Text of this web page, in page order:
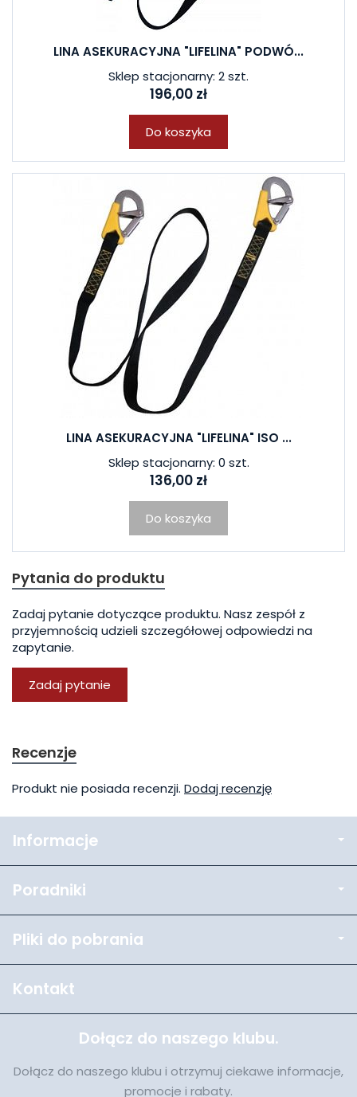
LINA ASEKURACYJNA "LIFELINA" PODWÓ...
Sklep stacjonarny: 2 szt.
196,00 zł
Do koszyka
LINA ASEKURACYJNA "LIFELINA" ISO ...
Sklep stacjonarny: 0 szt.
136,00 zł
Do koszyka
Pytania do produktu
Zadaj pytanie dotyczące produktu. Nasz zespół z
przyjemnością udzieli szczegółowej odpowiedzi na
zapytanie.
Zadaj pytanie
Recenzje
Produkt nie posiada recenzji. Dodaj recenzję
Informacje
Poradniki
Pliki do pobrania
Kontakt
Dołącz do naszego klubu.
Dołącz do naszego klubu i otrzymuj ciekawe informacje,
promocje i rabaty.